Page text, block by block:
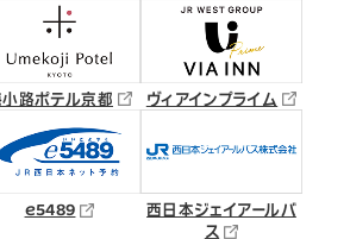
路ポテル京都 ヴィアインプライム
e5489
西日本ジェイアールバ
ス